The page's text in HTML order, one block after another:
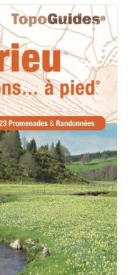
/ DÉTAILS